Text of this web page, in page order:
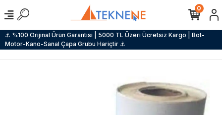
⚓ %100 Orijinal Ürün Garantisi | 5000 TL Üzeri Ücretsiz Kargo | Bot-
Motor-Kano-Sanal Çapa Grubu Hariçtir ⚓
0